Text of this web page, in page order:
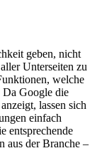
geben, nicht
Unterseiten zu
welche
Da Google die
lassen sich
einfach
entsprechende
aus der Branche –